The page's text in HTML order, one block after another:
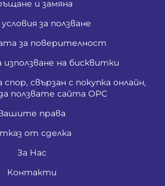
и замяна
за ползване
за поверителност
на бисквитки
свързан с покупка онлайн,
ползвате сайта ОРС
права
от сделка
За Нас
Контакти